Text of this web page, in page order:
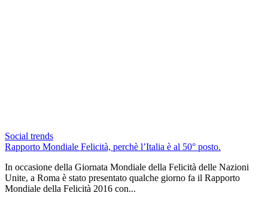
Social trends
Rapporto Mondiale Felicità, perchè l’Italia è al 50° posto.
In occasione della Giornata Mondiale della Felicità delle Nazioni
Unite, a Roma è stato presentato qualche giorno fa il Rapporto
Mondiale della Felicità 2016 con...